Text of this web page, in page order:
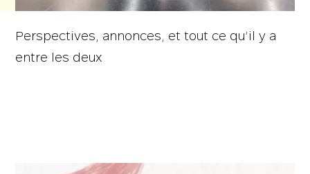
Perspectives, annonces, et tout ce qu’il y a
entre les deux